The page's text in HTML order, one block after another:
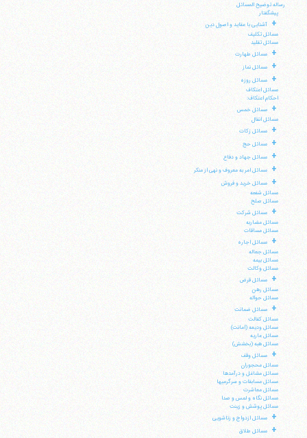
رساله توضیح المسائل
پیشگفتار
+
آشنایی با عقاید و اصول دین
مسائل تکلیف
مسائل تقلید
+ مسائل طهارت
+ مسائل نماز
+
مسائل روزه
مسائل اعتکاف
احکام اعتکاف:
+
مسائل خمس
مسائل انفال
+ مسائل زکات
+ مسائل حج
+ مسائل جهاد و دفاع
+ مسائل امر به معروف و نهی از منکر
+
مسائل خرید و فروش
مسائل شفعه
مسائل صلح
+
مسائل شرکت
مسائل مضاربه
مسائل مساقات
+
مسائل اجاره
مسائل جعاله
مسائل بیمه
مسائل وکالت
+
مسائل قرض
مسائل رهن
مسائل حواله
+
مسائل ضمانت
مسائل کفالت
مسائل ودیعه (امانت)
مسائل عاریه
مسائل هبه (بخشش)
+
مسائل وقف
مسائل محجوران
مسائل مشاغل و درآمدها
مسائل مسابقات و سرگرمیها
مسائل معاشرت
مسائل نگاه و لمس و صدا
مسائل پوشش و زینت
+ مسائل ازدواج و زناشویی
+ مسائل طلاق
ایران